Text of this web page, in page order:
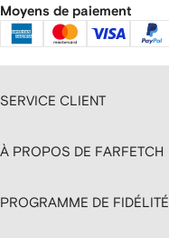
Moyens de paiement
SERVICE CLIENT
À PROPOS DE FARFETCH
PROGRAMME DE FIDÉLITÉ